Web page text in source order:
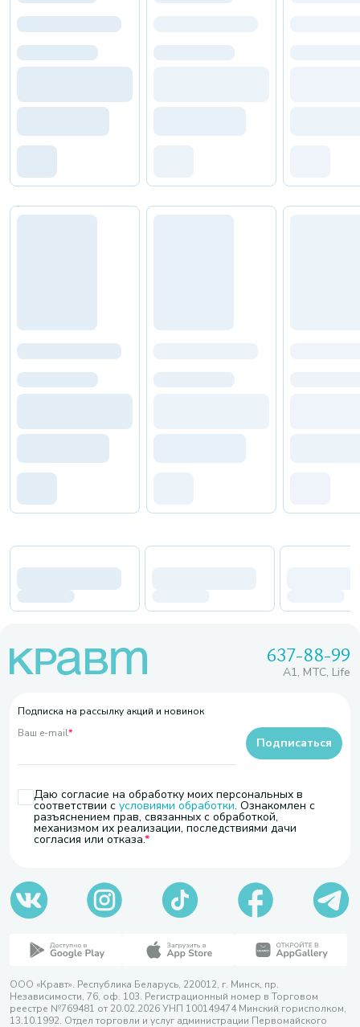
637-88-99
A1, МТС, Life
Подписка на рассылку акций и новинок
Ваш e-mail*
Даю согласие на обработку моих персональных в
соответствии с условиями обработки. Ознакомлен с
разъяснением прав, связанных с обработкой,
механизмом их реализации, последствиями дачи
согласия или отказа.
Подписаться
ООО «Кравт». Республика Беларусь, 220012, г. Минск, пр.
Независимости, 76, оф. 103. Регистрационный номер в Торговом
реестре №769481 от 20.02.2026 УНП 100149474 Минский горисполком,
13.10.1992. Отдел торговли и услуг администрации Первомайского